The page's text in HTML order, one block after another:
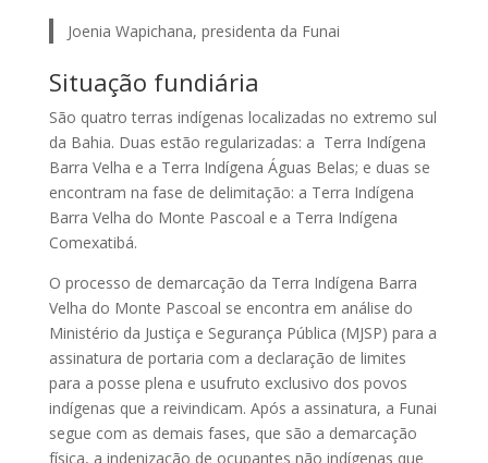
Joenia Wapichana, presidenta da Funai
Situação fundiária
São quatro terras indígenas localizadas no extremo sul
da Bahia. Duas estão regularizadas: a Terra Indígena
Barra Velha e a Terra Indígena Águas Belas; e duas se
encontram na fase de delimitação: a Terra Indígena
Barra Velha do Monte Pascoal e a Terra Indígena
Comexatibá.
O processo de demarcação da Terra Indígena Barra
Velha do Monte Pascoal se encontra em análise do
Ministério da Justiça e Segurança Pública (MJSP) para a
assinatura de portaria com a declaração de limites
para a posse plena e usufruto exclusivo dos povos
indígenas que a reivindicam. Após a assinatura, a Funai
segue com as demais fases, que são a demarcação
física, a indenização de ocupantes não indígenas que